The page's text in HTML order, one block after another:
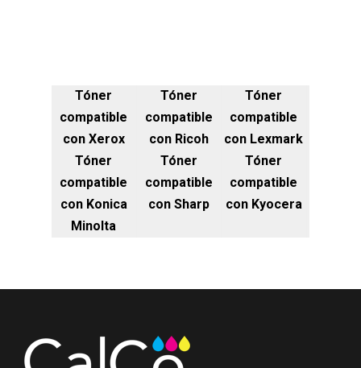
Tóner
compatible
con Xerox
Tóner
compatible
con Ricoh
Tóner
compatible
con Lexmark
Tóner
compatible
con Konica
Minolta
Tóner
compatible
con Sharp
Tóner
compatible
con Kyocera